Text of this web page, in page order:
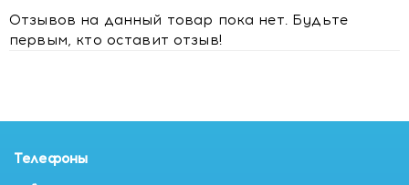
Отзывов на данный товар пока нет. Будьте
первым, кто оставит отзыв!
Телефоны